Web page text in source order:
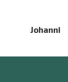
Johanni